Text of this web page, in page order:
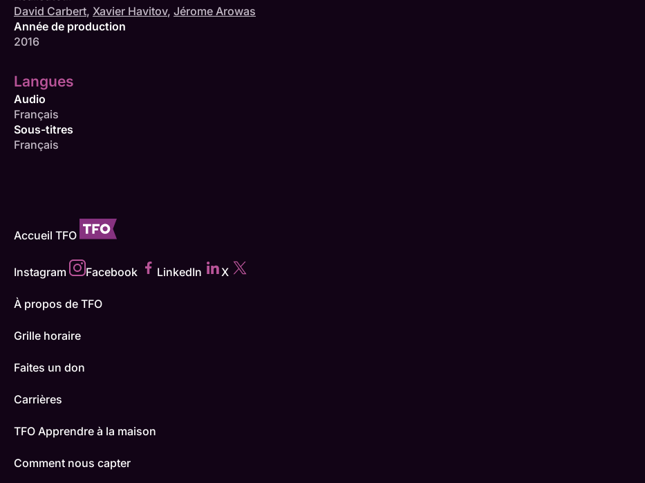
David Carbert, Xavier Havitov, Jérome Arowas
Année de production
2016
Langues
Audio
Français
Sous-titres
Français
Accueil TFO
Instagram Facebook LinkedIn X
À propos de TFO
Grille horaire
Faites un don
Carrières
TFO Apprendre à la maison
Comment nous capter